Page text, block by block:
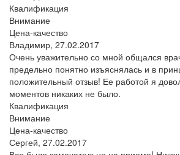
Квалификация
Внимание
Цена-качество
Владимир, 27.02.2017
Очень уважительно со мной общался
предельно понятно изъяснялась и в
положительный отзыв! Ее работой я
моментов никаких не было.
Квалификация
Внимание
Цена-качество
Сергей, 27.02.2017